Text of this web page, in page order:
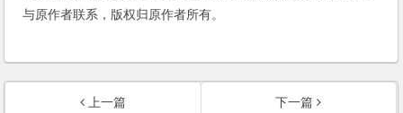
与原作者联系，版权归原作者所有。
上一篇
下一篇